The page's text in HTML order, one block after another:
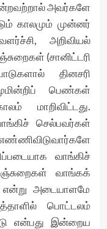
அவர்களே
காலமும் முன்னர்
அறிவியல்
(சானிட்டரி
தினசரி
பெண்கள்
மாறிவிட்டது.
செல்பவர்கள்
எண்ணிவிடுவார்களே
வாங்கிச்
வாங்கக்
அடையாளமே
பொட்டலம்
என்பது இன்றைய